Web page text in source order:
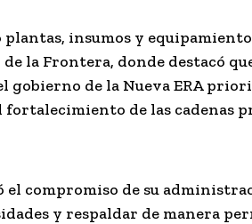
insumos y
la Frontera, donde destacó
gobierno de la Nueva ERA
de las cadenas
compromiso de su
y respaldar de manera